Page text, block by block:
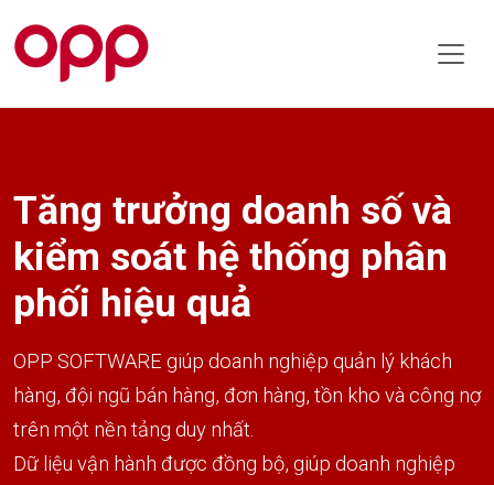
Tăng trưởng doanh số và
kiểm soát hệ thống phân
phối hiệu quả
OPP SOFTWARE giúp doanh nghiệp quản lý khách
hàng, đội ngũ bán hàng, đơn hàng, tồn kho và công nợ
trên một nền tảng duy nhất.
Dữ liệu vận hành được đồng bộ, giúp doanh nghiệp